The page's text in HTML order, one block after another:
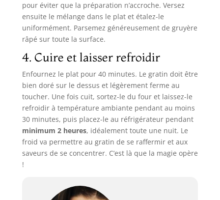
pour éviter que la préparation n’accroche. Versez
ensuite le mélange dans le plat et étalez-le
uniformément. Parsemez généreusement de gruyère
râpé sur toute la surface.
4. Cuire et laisser refroidir
Enfournez le plat pour 40 minutes. Le gratin doit être
bien doré sur le dessus et légèrement ferme au
toucher. Une fois cuit, sortez-le du four et laissez-le
refroidir à température ambiante pendant au moins
30 minutes, puis placez-le au réfrigérateur pendant
minimum 2 heures, idéalement toute une nuit. Le
froid va permettre au gratin de se raffermir et aux
saveurs de se concentrer. C’est là que la magie opère
!